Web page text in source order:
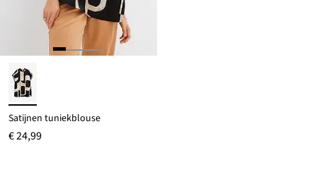
Satijnen tuniekblouse
€ 24,99